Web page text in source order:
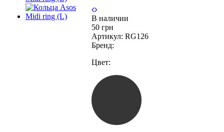
В наличии
50 грн
Артикул: RG126
Бренд:
Цвет: